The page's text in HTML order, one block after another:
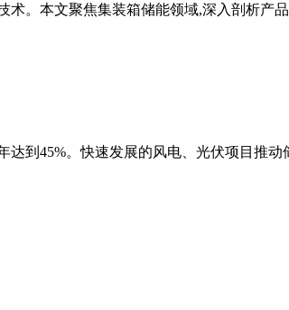
。本文聚焦集装箱储能领域,深入剖析产
到45%。快速发展的风电、光伏项目推